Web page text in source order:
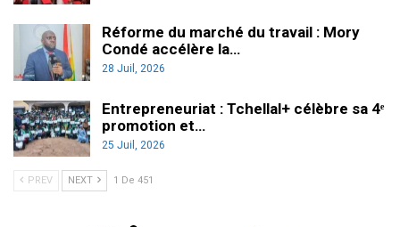
Réforme du marché du travail : Mory
Condé accélère la…
28 Juil, 2026
Entrepreneuriat : Tchellal+ célèbre sa 4ᵉ
promotion et…
25 Juil, 2026
PREV NEXT 1 De 451